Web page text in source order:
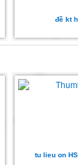
đề kt
tu lieu on